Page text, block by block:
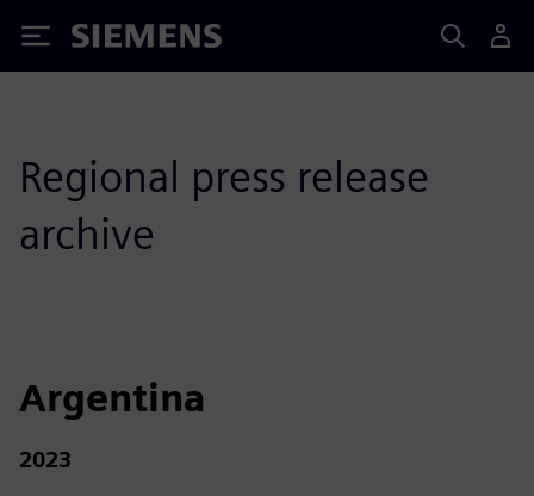
Siemens
Regional press release
archive
Argentina
2023